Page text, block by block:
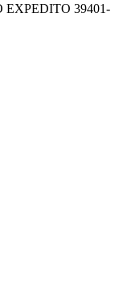
39401-